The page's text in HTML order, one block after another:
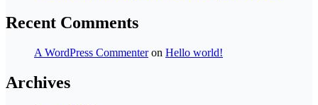
Recent Comments
A WordPress Commenteron Hello world!
Archives